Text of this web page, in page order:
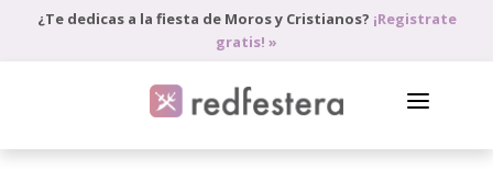
¿Te dedicas a la fiesta de Moros y Cristianos? ¡Registrate
gratis! »